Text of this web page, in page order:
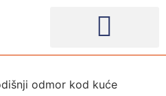
odmor kod kuće